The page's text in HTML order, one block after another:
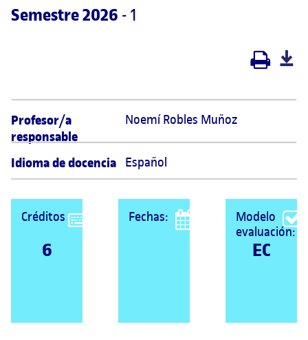
Semestre 2026 - 1
Profesor/a
responsable
Noemí Robles Muñoz
Idioma de docencia Español
Créditos
6
Fechas:
Modelo
evaluación:
EC